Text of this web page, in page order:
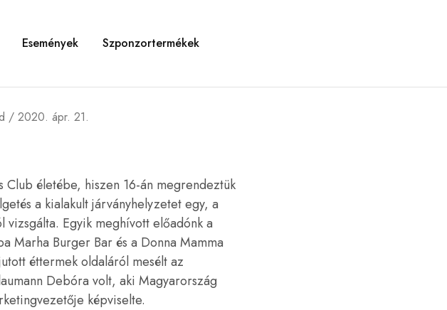
Események Szponzortermékek
2020. ápr. 21.
életébe, hiszen 16-án megrendeztük
a kialakult járványhelyzetet egy, a
Egyik meghívott előadónk a
Marha Burger Bar és a Donna Mamma
éttermek oldaláról mesélt az
Debóra volt, aki Magyarország
képviselte.